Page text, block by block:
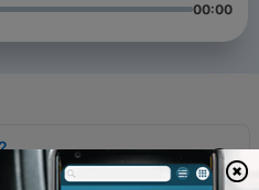
00:00